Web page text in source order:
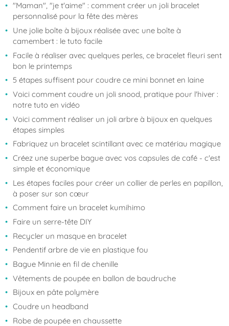
"Maman", "je t'aime" : comment créer un joli bracelet
personnalisé pour la fête des mères
Une jolie boîte à bijoux réalisée avec une boîte à
camembert : le tuto facile
Facile à réaliser avec quelques perles, ce bracelet fleuri sent
bon le printemps
5 étapes suffisent pour coudre ce mini bonnet en laine
Voici comment coudre un joli snood, pratique pour l'hiver :
notre tuto en vidéo
Voici comment réaliser un joli arbre à bijoux en quelques
étapes simples
Fabriquez un bracelet scintillant avec ce matériau magique
Créez une superbe bague avec vos capsules de café - c'est
simple et économique
Les étapes faciles pour créer un collier de perles en papillon,
à poser sur son cœur
Comment faire un bracelet kumihimo
Faire un serre-tête DIY
Recycler un masque en bracelet
Pendentif arbre de vie en plastique fou
Bague Minnie en fil de chenille
Vêtements de poupée en ballon de baudruche
Bijoux en pâte polymère
Coudre un headband
Robe de poupée en chaussette